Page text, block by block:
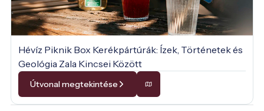
Hévíz Piknik Box Kerékpártúrák: Ízek, Történetek és
Geológia Zala Kincsei Között
Útvonal megtekintése